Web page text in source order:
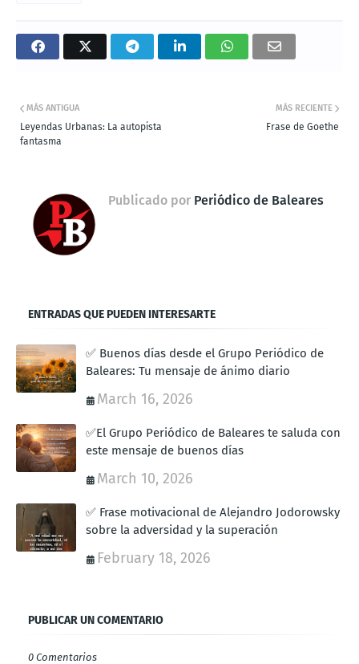
MÁS RECIENTE
Frase de Goethe
MÁS ANTIGUA
Leyendas Urbanas: La autopista
fantasma
Publicado por Periódico de Baleares
ENTRADAS QUE PUEDEN INTERESARTE
✅ Buenos días desde el Grupo Periódico de
Baleares: Tu mensaje de ánimo diario
March 16, 2026
✅El Grupo Periódico de Baleares te saluda con
este mensaje de buenos días
March 10, 2026
✅ Frase motivacional de Alejandro Jodorowsky
sobre la adversidad y la superación
February 18, 2026
PUBLICAR UN COMENTARIO
0 Comentarios